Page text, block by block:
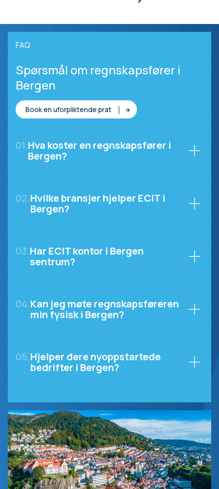
FAQ
Spørsmål om regnskapsfører i
Bergen
Book en uforpliktende prat
01.Hva koster en regnskapsfører i
Bergen?
02.Hvilke bransjer hjelper ECIT i
Bergen?
03.Har ECIT kontor i Bergen
sentrum?
04.Kan jeg møte regnskapsføreren
min fysisk i Bergen?
05.Hjelper dere nyoppstartede
bedrifter i Bergen?